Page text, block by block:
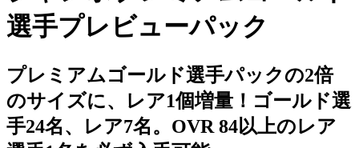
選手プレビューパック
プレミアムゴールド選手パックの2倍
のサイズに、レア1個増量！ゴールド選
手24名、レア7名。OVR 84以上のレア